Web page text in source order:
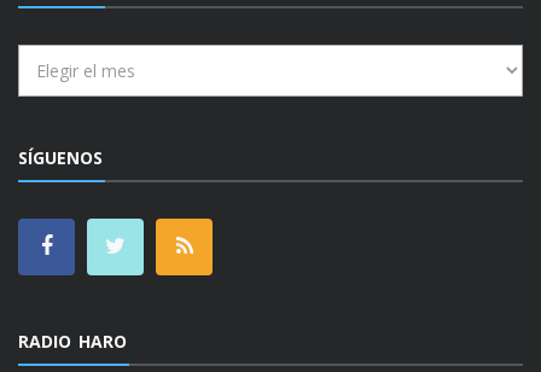
SÍGUENOS
RADIO HARO